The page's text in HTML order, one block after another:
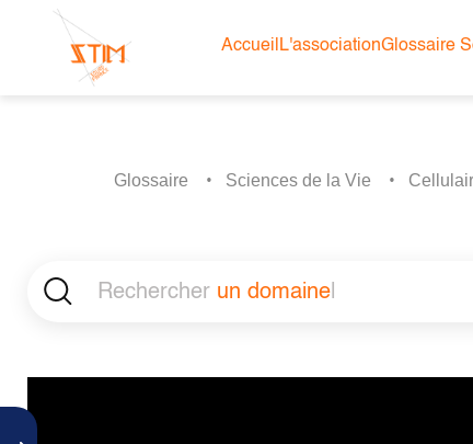
Accueil L'associationGlossaire
Glossaire Sciences de la Vie
Rechercher un domaine